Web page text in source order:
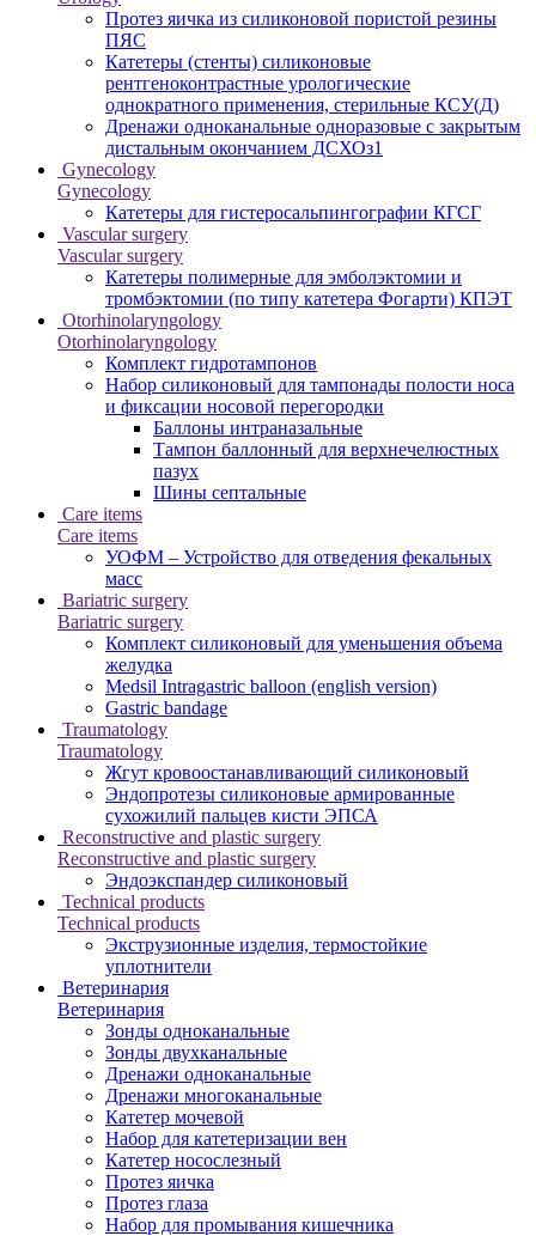
Протез яичка из силиконовой пористой резины
ПЯС
Катетеры (стенты) силиконовые
рентгеноконтрастные урологические
однократного применения, стерильные КСУ(Д)
Дренажи одноканальные одноразовые с закрытым
дистальным окончанием ДСХОз1
Gynecology
Gynecology
Катетеры для гистеросальпингографии КГСГ
Vascular surgery
Vascular surgery
Катетеры полимерные для эмболэктомии и
тромбэктомии (по типу катетера Фогарти) КПЭТ
Otorhinolaryngology
Otorhinolaryngology
Комплект гидротампонов
Набор силиконовый для тампонады полости носа
и фиксации носовой перегородки
Баллоны интраназальные
Тампон баллонный для верхнечелюстных
пазух
Шины септальные
Care items
Care items
УОФМ – Устройство для отведения фекальных
масс
Bariatric surgery
Bariatric surgery
Комплект силиконовый для уменьшения объема
желудка
Medsil Intragastric balloon (english version)
Gastric bandage
Traumatology
Traumatology
Жгут кровоостанавливающий силиконовый
Эндопротезы силиконовые армированные
сухожилий пальцев кисти ЭПСА
Reconstructive and plastic surgery
Reconstructive and plastic surgery
Эндоэкспандер силиконовый
Technical products
Technical products
Экструзионные изделия, термостойкие
уплотнители
Ветеринария
Ветеринария
Зонды одноканальные
Зонды двухканальные
Дренажи одноканальные
Дренажи многоканальные
Катетер мочевой
Набор для катетеризации вен
Катетер носослезный
Протез яичка
Протез глаза
Набор для промывания кишечника